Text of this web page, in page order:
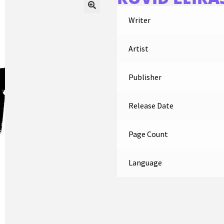
Writer
Artist
Publisher
Release Date
Page Count
Language